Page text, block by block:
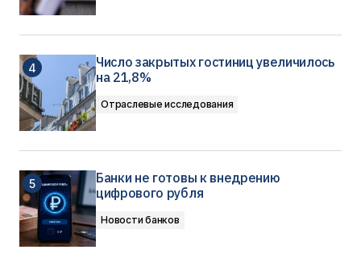
Число закрытых гостиниц увеличилось
на 21,8%
Отраслевые исследования
Банки не готовы к внедрению
цифрового рубля
Новости банков